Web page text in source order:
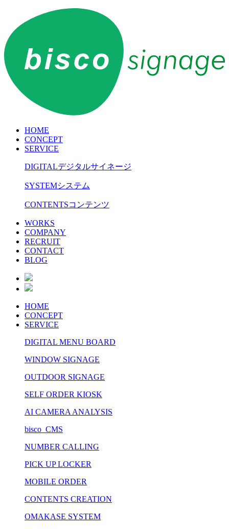
HOME
CONCEPT
SERVICE
DIGITALデジタルサイネージ
SYSTEMシステム
CONTENTSコンテンツ
WORKS
COMPANY
RECRUIT
CONTACT
BLOG
HOME
CONCEPT
SERVICE
DIGITAL MENU BOARD
WINDOW SIGNAGE
OUTDOOR SIGNAGE
SELF ORDER KIOSK
AI CAMERA ANALYSIS
bisco CMS
NUMBER CALLING
PICK UP LOCKER
MOBILE ORDER
CONTENTS CREATION
OMAKASE SYSTEM